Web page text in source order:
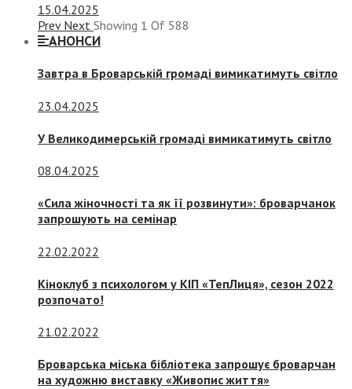
15.04.2025
Prev Next Showing 1 Of 588
АНОНСИ
Завтра в Броварській громаді вимикатимуть світло
23.04.2025
У Великодимерській громаді вимикатимуть світло
08.04.2025
«Сила жіночності та як її розвинути»: броварчанок
запрошують на семінар
22.02.2022
Кіноклуб з психологом у КІП «ТепЛиця», сезон 2022
розпочато!
21.02.2022
Броварська міська бібліотека запрошує броварчан
на художню виставку «Живопис життя»